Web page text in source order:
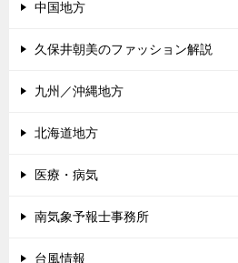
中国地方
久保井朝美のファッション解説
九州／沖縄地方
北海道地方
医療・病気
南気象予報士事務所
台風情報